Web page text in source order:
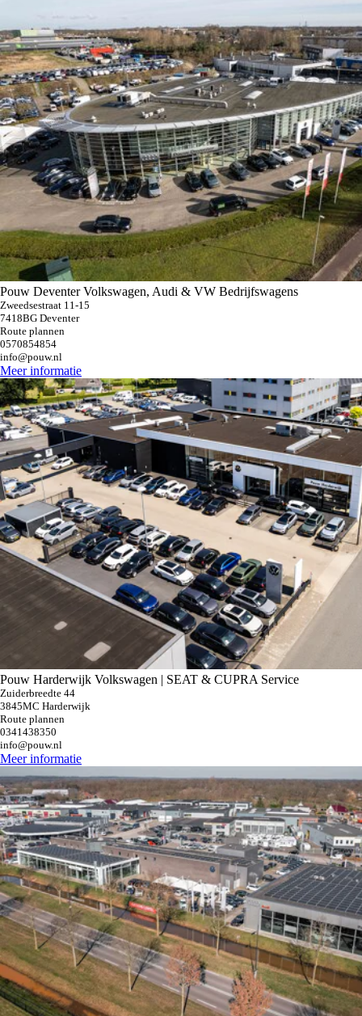
Pouw Deventer Volkswagen, Audi & VW Bedrijfswagens
Zweedsestraat 11-15
7418BG Deventer
Route plannen
0570854854
info@pouw.nl
Meer informatie
Pouw Harderwijk Volkswagen | SEAT & CUPRA Service
Zuiderbreedte 44
3845MC Harderwijk
Route plannen
0341438350
info@pouw.nl
Meer informatie